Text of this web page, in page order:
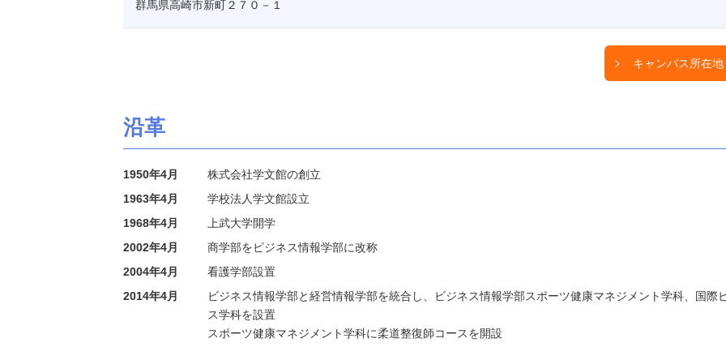
群馬県高崎市新町２７０－１
キャンパス所在地
沿革
1950年4月
株式会社学文館の創立
1963年4月
学校法人学文館設立
1968年4月
上武大学開学
2002年4月
商学部をビジネス情報学部に改称
2004年4月
看護学部設置
2014年4月
ビジネス情報学部と経営情報学部を統合し、ビジネス情報学部スポーツ健康マネジメント学科、国際
ス学科を設置
スポーツ健康マネジメント学科に柔道整復師コースを開設